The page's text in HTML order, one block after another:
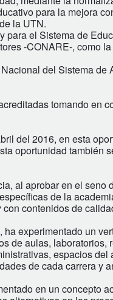
para la mejora
la UTN.
el Sistema de
-CONARE-, como
del Sistema de
tomando en
del 2016, en esta
oportunidad también
al aprobar en el
de la
contenidos de
experimentado un
de aulas,
espacios
de cada carrera y
en un concepto